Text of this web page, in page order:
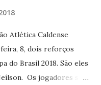
Atlética Caldense
8, dois reforços
do Brasil 2018. São eles
Os jogadores se